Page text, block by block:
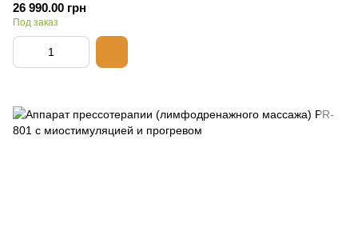
26 990.00 грн
Под заказ